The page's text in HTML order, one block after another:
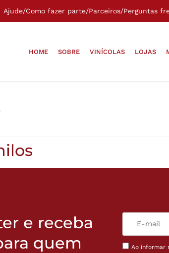
Ajude/Como fazer parte/Parceiros/Perguntas
HOME SOBRE VINÍCOLAS LOJAS
e receba
quem
Ao informar